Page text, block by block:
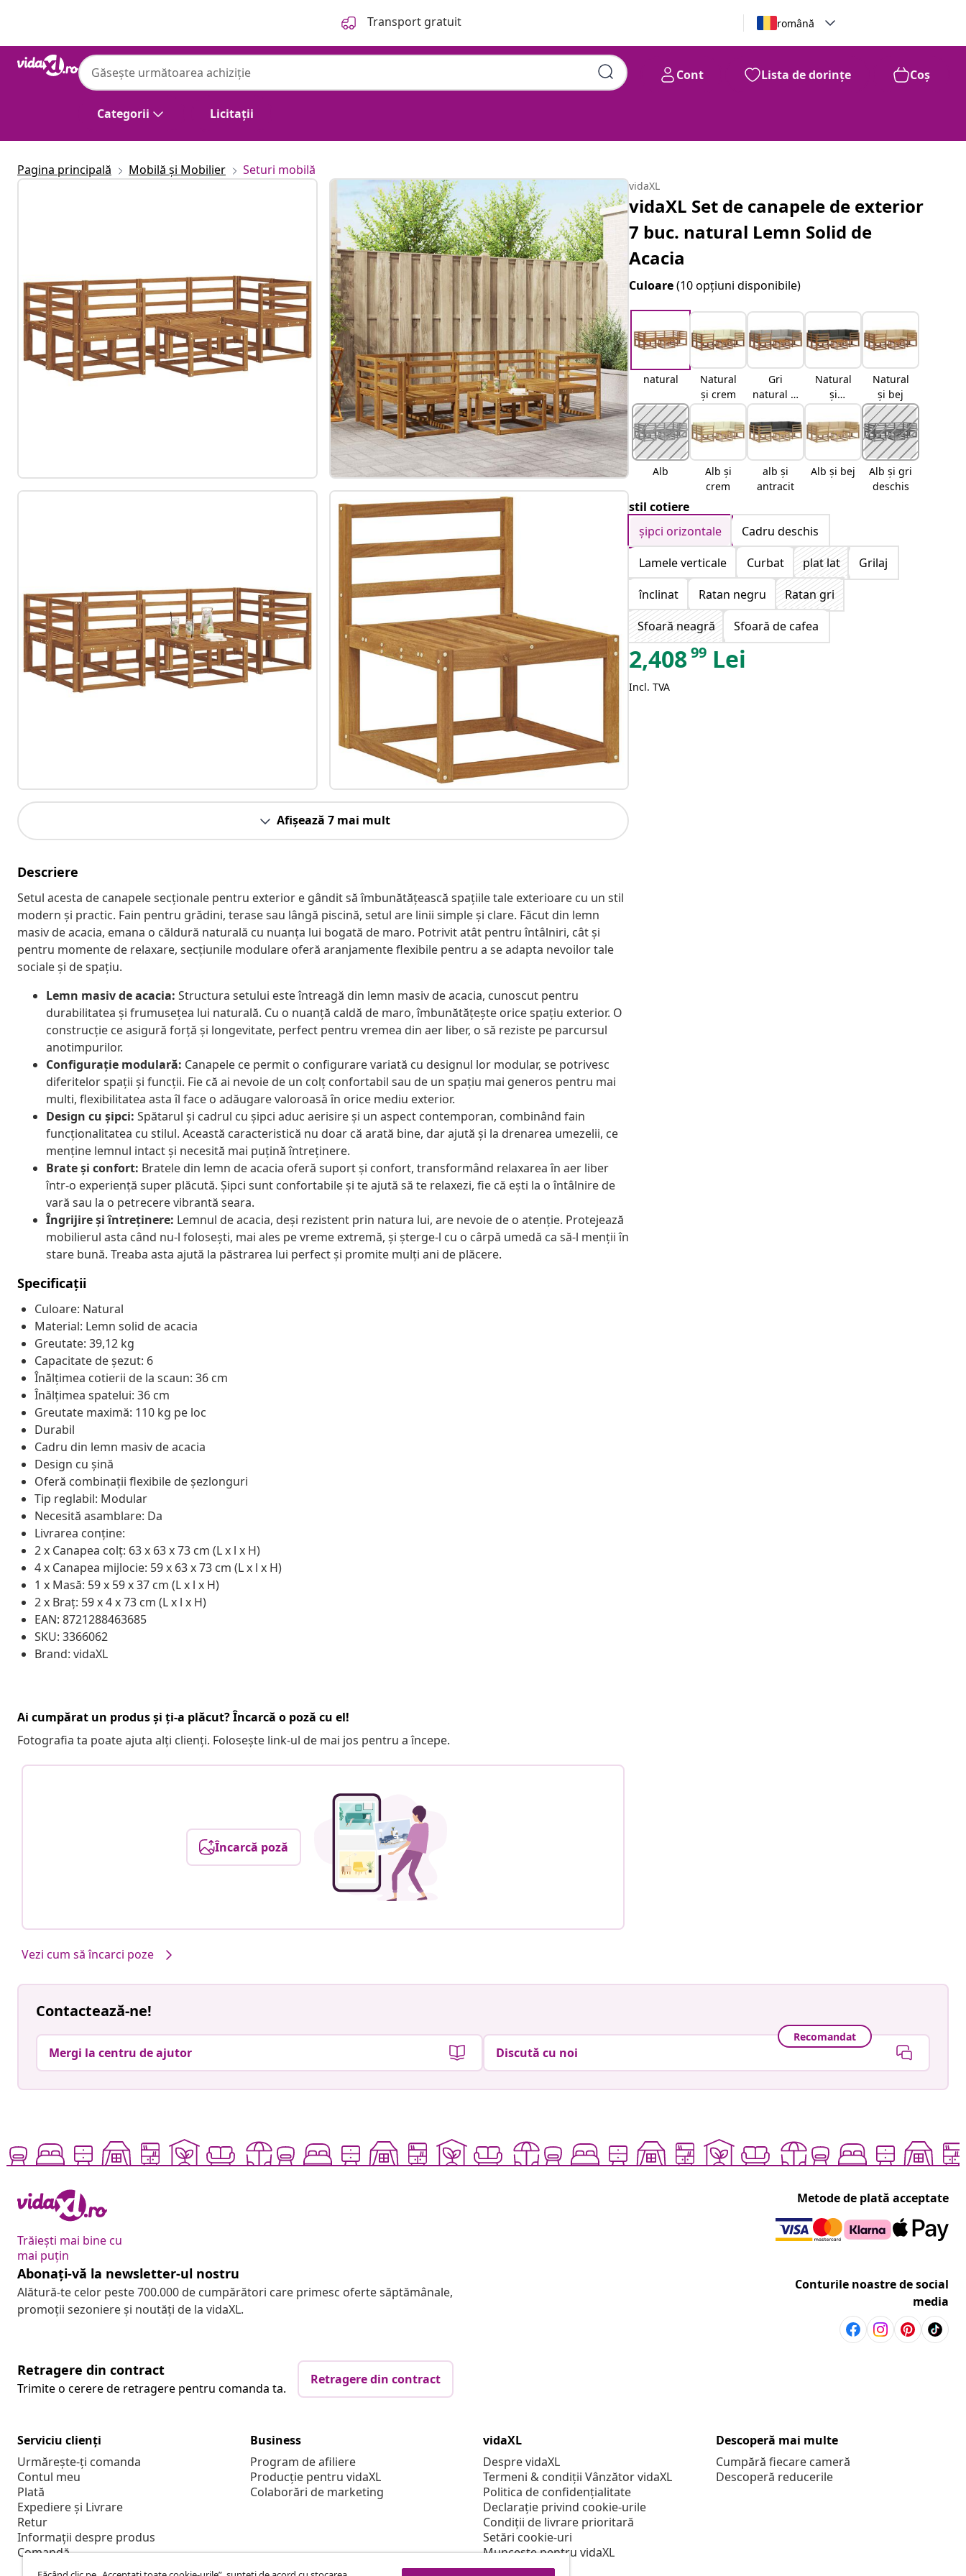
Transport gratuit română
Categorii Licitații
Cont Lista de dorințe Coș
Pagina principală Mobilă și Mobilier Seturi mobilă
Afișează 7 mai mult
Descriere
Setul acesta de canapele secționale pentru exterior e gândit să îmbunătățească spațiile tale exterioare cu un stil
modern și practic. Fain pentru grădini, terase sau lângă piscină, setul are linii simple și clare. Făcut din lemn
masiv de acacia, emana o căldură naturală cu nuanța lui bogată de maro. Potrivit atât pentru întâlniri, cât și
pentru momente de relaxare, secțiunile modulare oferă aranjamente flexibile pentru a se adapta nevoilor tale
sociale și de spațiu.
Lemn masiv de acacia: Structura setului este întreagă din lemn masiv de acacia, cunoscut pentru
durabilitatea și frumusețea lui naturală. Cu o nuanță caldă de maro, îmbunătățește orice spațiu exterior. O
construcție ce asigură forță și longevitate, perfect pentru vremea din aer liber, o să reziste pe parcursul
anotimpurilor.
Configurație modulară: Canapele ce permit o configurare variată cu designul lor modular, se potrivesc
diferitelor spații și funcții. Fie că ai nevoie de un colț confortabil sau de un spațiu mai generos pentru mai
multi, flexibilitatea asta îl face o adăugare valoroasă în orice mediu exterior.
Design cu șipci: Spătarul și cadrul cu șipci aduc aerisire și un aspect contemporan, combinând fain
funcționalitatea cu stilul. Această caracteristică nu doar că arată bine, dar ajută și la drenarea umezelii, ce
menține lemnul intact și necesită mai puțină întreținere.
Brate și confort: Bratele din lemn de acacia oferă suport și confort, transformând relaxarea în aer liber
într-o experiență super plăcută. Șipci sunt confortabile și te ajută să te relaxezi, fie că ești la o întâlnire de
vară sau la o petrecere vibrantă seara.
Îngrijire și întreținere: Lemnul de acacia, deși rezistent prin natura lui, are nevoie de o atenție. Protejează
mobilierul asta când nu-l folosești, mai ales pe vreme extremă, și șterge-l cu o cârpă umedă ca să-l menții în
stare bună. Treaba asta ajută la păstrarea lui perfect și promite mulți ani de plăcere.
Specificații
Culoare: Natural
Material: Lemn solid de acacia
Greutate: 39,12 kg
Capacitate de șezut: 6
Înălțimea cotierii de la scaun: 36 cm
Înălțimea spatelui: 36 cm
Greutate maximă: 110 kg pe loc
Durabil
Cadru din lemn masiv de acacia
Design cu șină
Oferă combinații flexibile de șezlonguri
Tip reglabil: Modular
Necesită asamblare: Da
Livrarea conține:
2 x Canapea colț: 63 x 63 x 73 cm (L x l x H)
4 x Canapea mijlocie: 59 x 63 x 73 cm (L x l x H)
1 x Masă: 59 x 59 x 37 cm (L x l x H)
2 x Braț: 59 x 4 x 73 cm (L x l x H)
EAN: 8721288463685
SKU: 3366062
Brand: vidaXL
Ai cumpărat un produs și ți-a plăcut? Încarcă o poză cu el!
Fotografia ta poate ajuta alți clienți. Folosește link-ul de mai jos pentru a începe.
Încarcă poză
Vezi cum să încarci poze
vidaXL
vidaXL Set de canapele de exterior
7 buc. natural Lemn Solid de
Acacia
Culoare(10 opțiuni disponibile)
natural
Natural
și crem
Gri
natural și
deschis
Natural
și
antracit
Natural
și bej
Alb
Alb și
crem
alb și
antracit
Alb și bej
Alb și gri
deschis
stil cotiere
șipci orizontale
Cadru deschis
Lamele verticale
Curbat plat lat
Grilaj
înclinat
Ratan negru
Ratan gri
Sfoară neagră
Sfoară de cafea
2,40899 Lei
Incl. TVA
Contactează-ne!
Mergi la centru de ajutor
Recomandat
Discută cu noi
Trăiești mai bine cu
mai puțin
Metode de plată acceptate
Abonați-vă la newsletter-ul nostru
Alătură-te celor peste 700.000 de cumpărători care primesc oferte săptămânale,
promoții sezoniere și noutăți de la vidaXL.
Conturile noastre de social
media
Retragere din contract
Trimite o cerere de retragere pentru comanda ta.
Retragere din contract
Serviciu clienți
Urmărește-ți comanda
Contul meu
Plată
Expediere și Livrare
Retur
Informații despre produs
Comandă
Business
Program de afiliere
Producție pentru vidaXL
Colaborări de marketing
vidaXL
Despre vidaXL
Termeni & condiții Vânzător vidaXL
Politica de confidențialitate
Declarație privind cookie-urile
Condiții de livrare prioritară
Setări cookie-uri
Muncește pentru vidaXL
Securitate
Descoperă mai multe
Cumpără fiecare cameră
Descoperă reducerile